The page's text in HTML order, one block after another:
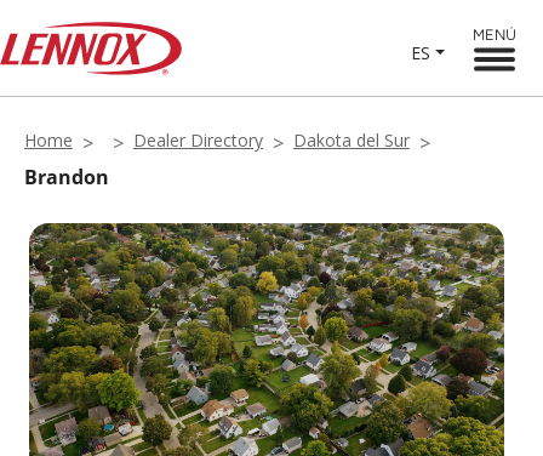
ES
MENÚ
Home Dealer Directory Dakota del Sur
Brandon